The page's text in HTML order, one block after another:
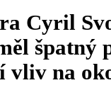
Cyril
na